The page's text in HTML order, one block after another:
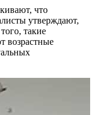
что
утверждают,
такие
возрастные